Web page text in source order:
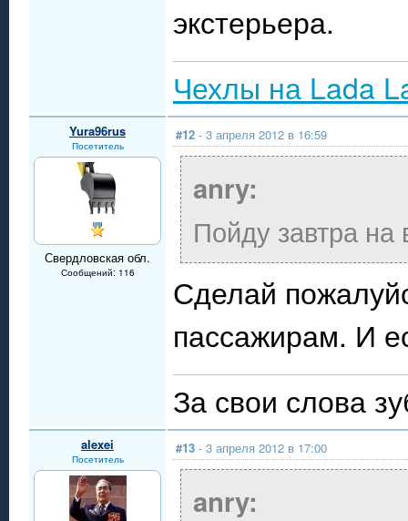
экстерьера.
Чехлы на Lada
Yura96rus
Посетитель
Свердловская обл.
Сообщений: 116
#12 - 3 апреля 2012 в 16:59
anry:
Пойду завтра
Сделай
пассажирам. И
За свои слова
alexei
Посетитель
#13 - 3 апреля 2012 в 17:00
anry: